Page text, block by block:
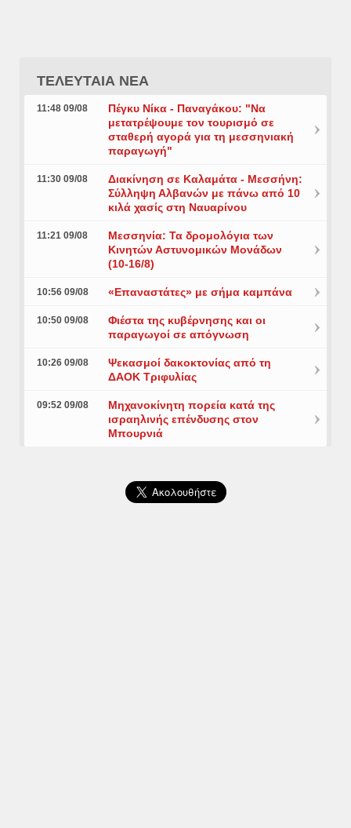
ΤΕΛΕΥΤΑΙΑ ΝΕΑ
11:48 09/08
Πέγκυ Νίκα - Παναγάκου: "Να
μετατρέψουμε τον τουρισμό σε
σταθερή αγορά για τη μεσσηνιακή
παραγωγή"
11:30 09/08
Διακίνηση σε Καλαμάτα - Μεσσήνη:
Σύλληψη Αλβανών με πάνω από 10
κιλά χασίς στη Ναυαρίνου
11:21 09/08
Μεσσηνία: Τα δρομολόγια των
Κινητών Αστυνομικών Μονάδων
(10-16/8)
10:56 09/08 «Επαναστάτες» με σήμα καμπάνα
10:50 09/08
Φιέστα της κυβέρνησης και οι
παραγωγοί σε απόγνωση
10:26 09/08
Ψεκασμοί δακοκτονίας από τη
ΔΑΟΚ Τριφυλίας
09:52 09/08
Μηχανοκίνητη πορεία κατά της
ισραηλινής επένδυσης στον
Μπουρνιά